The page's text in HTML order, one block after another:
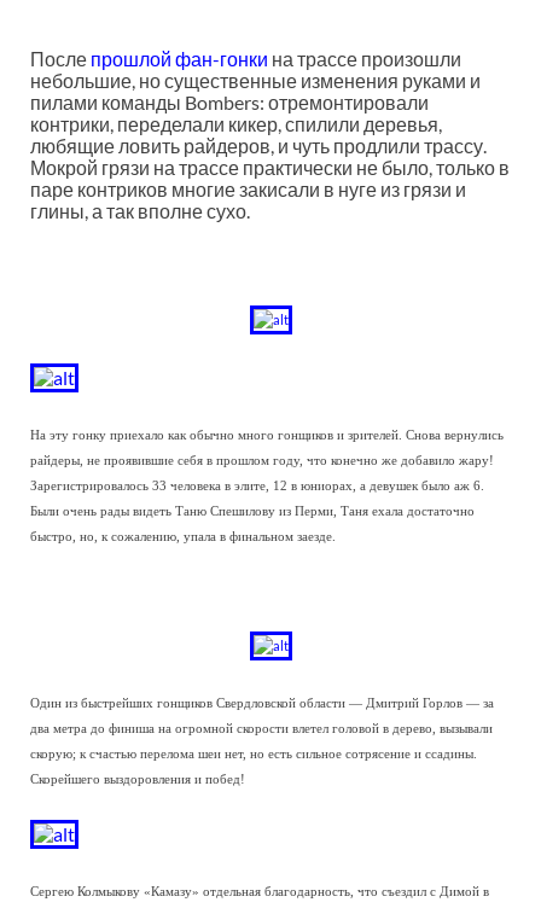
После прошлой фан-гонки на трассе произошли
небольшие, но существенные изменения руками и
пилами команды Bombers: отремонтировали
контрики, переделали кикер, спилили деревья,
любящие ловить райдеров, и чуть продлили трассу.
Мокрой грязи на трассе практически не было, только в
паре контриков многие закисали в нуге из грязи и
глины, а так вполне сухо.
На эту гонку приехало как обычно много гонщиков и зрителей. Снова вернулись
райдеры, не проявившие себя в прошлом году, что конечно же добавило жару!
Зарегистрировалось 33 человека в элите, 12 в юниорах, а девушек было аж 6.
Были очень рады видеть Таню Спешилову из Перми, Таня ехала достаточно
быстро, но, к сожалению, упала в финальном заезде.
Один из быстрейших гонщиков Свердловской области — Дмитрий Горлов — за
два метра до финиша на огромной скорости влетел головой в дерево, вызывали
скорую; к счастью перелома шеи нет, но есть сильное сотрясение и ссадины.
Скорейшего выздоровления и побед!
Сергею Колмыкову «Камазу» отдельная благодарность, что съездил с Димой в